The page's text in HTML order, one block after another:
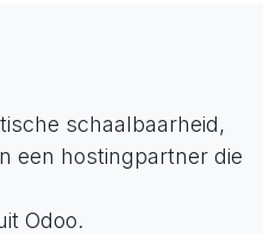
schaalbaarheid,
een hostingpartner die
Odoo.